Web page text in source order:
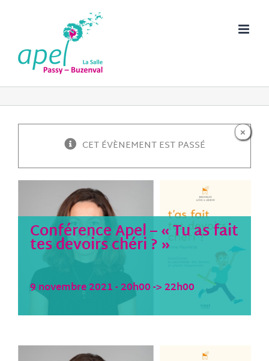
×
CET ÉVÈNEMENT EST PASSÉ
Conférence Apel – « Tu as fait
tes devoirs chéri ? »
9 novembre 2021 - 20h00->22h00